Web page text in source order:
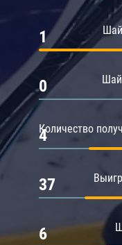
1
0
Количество
4
37
6